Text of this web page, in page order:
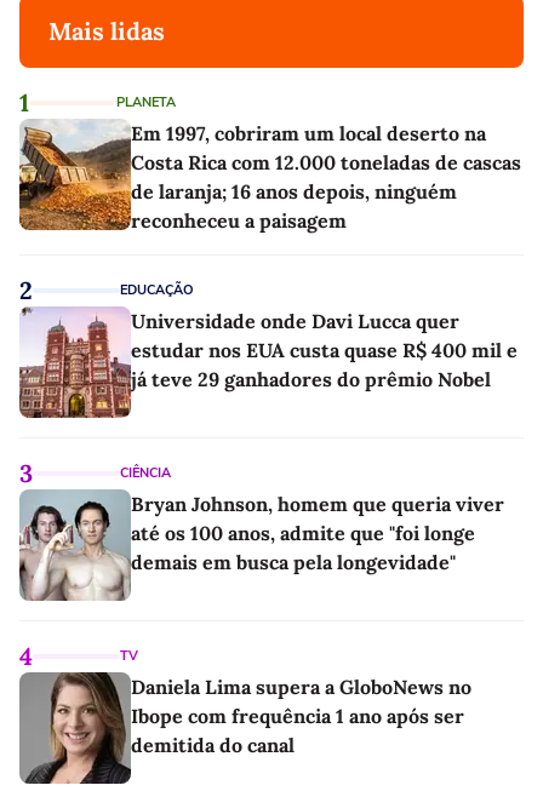
Mais lidas
1 PLANETA
Em 1997, cobriram um local deserto na
Costa Rica com 12.000 toneladas de cascas
de laranja; 16 anos depois, ninguém
reconheceu a paisagem
2 EDUCAÇÃO
Universidade onde Davi Lucca quer
estudar nos EUA custa quase R$ 400 mil e
já teve 29 ganhadores do prêmio Nobel
3 CIÊNCIA
Bryan Johnson, homem que queria viver
até os 100 anos, admite que "foi longe
demais em busca pela longevidade"
4 TV
Daniela Lima supera a GloboNews no
Ibope com frequência 1 ano após ser
demitida do canal